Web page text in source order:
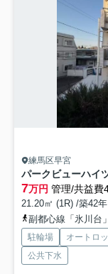
練馬区早宮
パークビューハイ
7万円 管理/共益費
21.20㎡ (1R) /築42
副都心線「氷川台
駐輪場 オートロ
公共下水